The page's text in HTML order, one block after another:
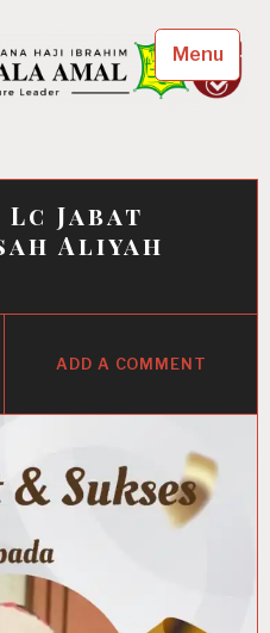
Amal
Menu
Jabat
Aliyah
ADD A COMMENT